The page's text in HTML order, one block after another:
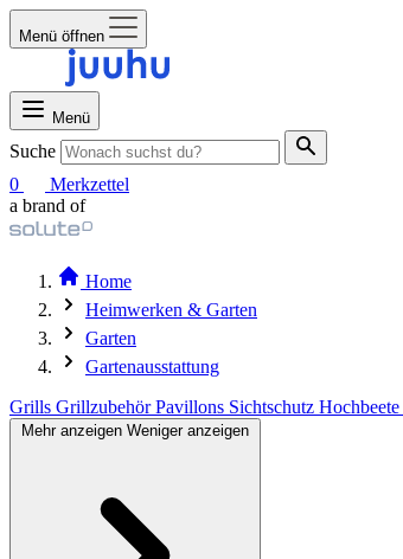
Menü öffnen
Menü
Suche
0
Merkzettel
a brand of
Home
Heimwerken & Garten
Garten
Gartenausstattung
Grills GrillzubehörPavillons Sichtschutz Hochbeete
Mehr anzeigen Weniger anzeigen